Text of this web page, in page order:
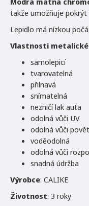
takže umožňuje pokrýt
Lepidlo má nízkou
Vlastnosti
samolepicí
tvarovatelná
přilnavá
snímatelná
nezničí lak auta
odolná vůči UV
odolná vůči
voděodolná
odolná vůči
snadná údržba
Výrobce: CALIKE
Životnost: 3 roky